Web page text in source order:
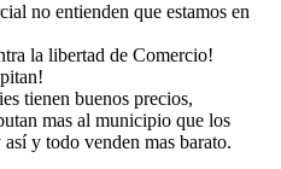
no entienden que estamos en
la libertad de Comercio!
tienen buenos precios,
mas al municipio que los
y todo venden mas barato.